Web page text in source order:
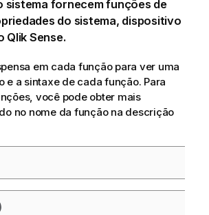
sistema fornecem funções de
do sistema, dispositivo
Qlik Sense.
em cada função para ver uma
e a sintaxe de cada função. Para
você pode obter mais
no nome da função na descrição